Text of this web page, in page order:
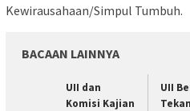
Kewirausahaan/Simpul Tumbuh.
BACAAN LAINNYA
UII dan
Komisi Kajian
UII